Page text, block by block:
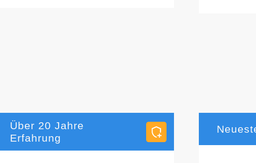
Über 20 Jahre
Erfahrung